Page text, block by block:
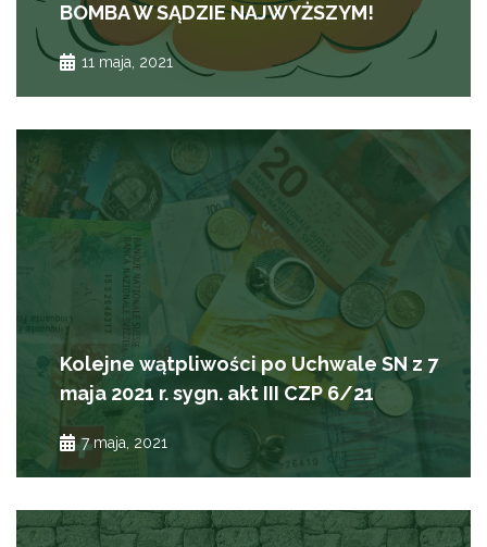
BOMBA W SĄDZIE NAJWYŻSZYM!
11 maja, 2021
Kolejne wątpliwości po Uchwale SN z 7
maja 2021 r. sygn. akt III CZP 6/21
7 maja, 2021